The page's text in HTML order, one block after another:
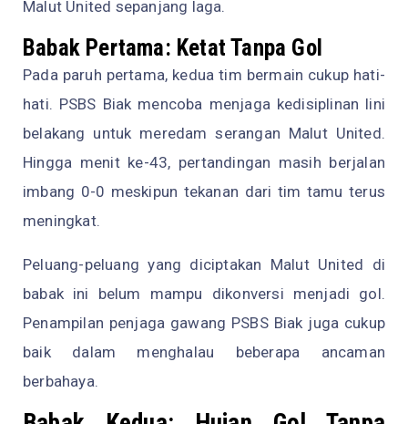
Malut United sepanjang laga.
Babak Pertama: Ketat Tanpa Gol
Pada paruh pertama, kedua tim bermain cukup hati-
hati. PSBS Biak mencoba menjaga kedisiplinan lini
belakang untuk meredam serangan Malut United.
Hingga menit ke-43, pertandingan masih berjalan
imbang 0-0 meskipun tekanan dari tim tamu terus
meningkat.
Peluang-peluang yang diciptakan Malut United di
babak ini belum mampu dikonversi menjadi gol.
Penampilan penjaga gawang PSBS Biak juga cukup
baik dalam menghalau beberapa ancaman
berbahaya.